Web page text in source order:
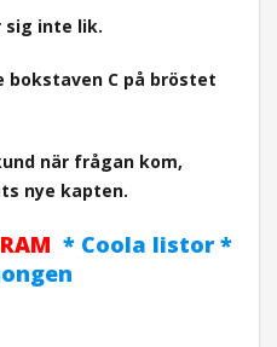
sig inte lik.
bokstaven C på bröstet
när frågan kom,
nye kapten.
* Coola listor *